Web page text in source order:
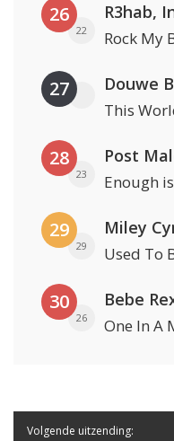
26
22
R3hab,
Rock My
27 Douwe
This
28
23
Post
Enough
29
29
Miley
Used To
30
26
Bebe
One In A
Volgende uitzending: